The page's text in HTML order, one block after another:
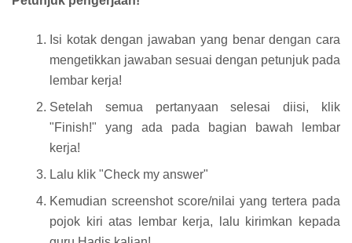
Isi kotak dengan jawaban yang benar dengan cara
mengetikkan jawaban sesuai dengan petunjuk pada
lembar kerja!
Setelah semua pertanyaan selesai diisi, klik
"Finish!" yang ada pada bagian bawah lembar
kerja!
Lalu klik "Check my answer"
Kemudian screenshot score/nilai yang tertera pada
pojok kiri atas lembar kerja, lalu kirimkan kepada